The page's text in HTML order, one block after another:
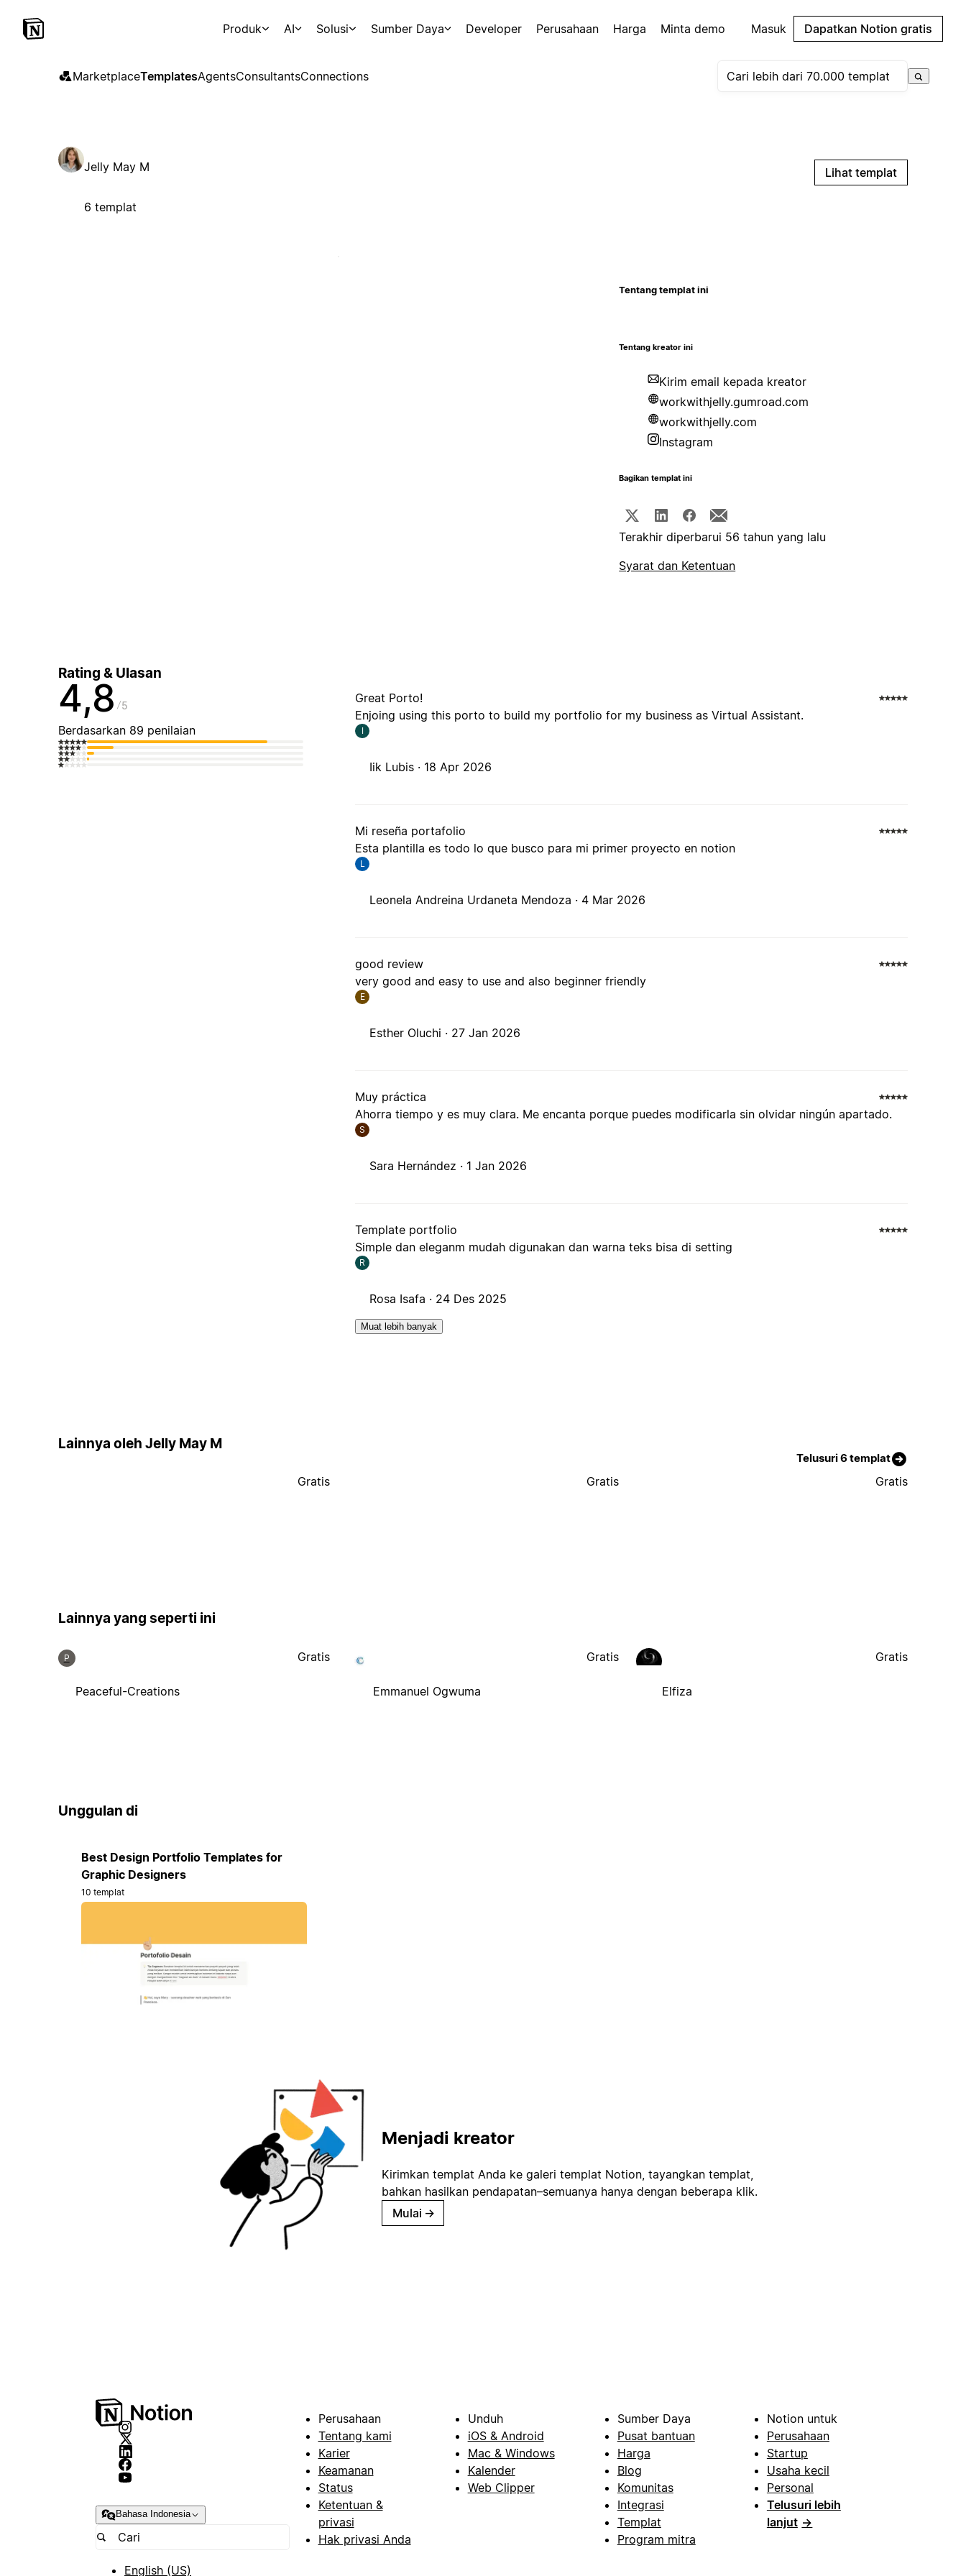
Produk AI Solusi Sumber Daya Developer Perusahaan Harga Minta demo Masuk Dapatkan Notion gratis
MarketplaceTemplatesAgentsConsultantsConnections
Jelly May M
6 templat
Lihat templat
Tentang templat ini
Tentang kreator ini
Kirim email kepada kreator
workwithjelly.gumroad.com
workwithjelly.com
Instagram
Bagikan templat ini
Terakhir diperbarui 56 tahun yang lalu
Syarat dan Ketentuan
Rating & Ulasan
4,8 5
Berdasarkan 89 penilaian
Great Porto!
Enjoing using this porto to build my portfolio for my business as Virtual Assistant.
I
Iik Lubis · 18 Apr 2026
Mi reseña portafolio
Esta plantilla es todo lo que busco para mi primer proyecto en notion
L
Leonela Andreina Urdaneta Mendoza · 4 Mar 2026
good review
very good and easy to use and also beginner friendly
E
Esther Oluchi · 27 Jan 2026
Muy práctica
Ahorra tiempo y es muy clara. Me encanta porque puedes modificarla sin olvidar ningún apartado.
S
Sara Hernández · 1 Jan 2026
Template portfolio
Simple dan eleganm mudah digunakan dan warna teks bisa di setting
R
Rosa Isafa · 24 Des 2025
Muat lebih banyak
Lainnya oleh Jelly May M
Telusuri 6 templat
Gratis Gratis Gratis
Lainnya yang seperti ini
P
Peaceful-Creations
Gratis
Emmanuel Ogwuma
Gratis
Elfiza
Gratis
Unggulan di
Best Design Portfolio Templates for
Graphic Designers
10 templat
Menjadi kreator
Kirimkan templat Anda ke galeri templat Notion, tayangkan templat,
bahkan hasilkan pendapatan–semuanya hanya dengan beberapa klik.
Mulai →
Bahasa Indonesia
English (US)
Perusahaan
Tentang kami
Karier
Keamanan
Status
Ketentuan &
privasi
Hak privasi Anda
Unduh
iOS & Android
Mac & Windows
Kalender
Web Clipper
Sumber Daya
Pusat bantuan
Harga
Blog
Komunitas
Integrasi
Templat
Program mitra
Notion untuk
Perusahaan
Startup
Usaha kecil
Personal
Telusuri lebih
lanjut →